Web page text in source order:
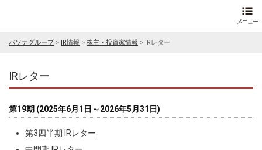
パソナグループ> IR情報 > 株主・投資家情報 > IRレター
IRレター
第19期 (2025年6月1日～2026年5月31日)
第3四半期 IRレター